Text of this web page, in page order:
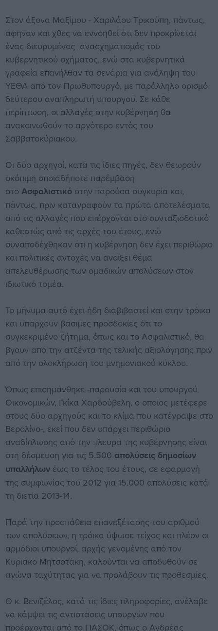
Στον άξονα Μαξίμου - Χαριλάου Τρικούπη, πάντως,
άφηναν και χθες να εννοηθεί ότι δεν προκρίνεται
ένας διευρυμένος ανασχηματισμός του
κυβερνητικού σχήματος, ενώ στα κυβερνητικά
γραφεία επανήλθαν τα σενάρια για ανάληψη του
ΥΕΘΑ από τον Πρωθυπουργό, με παράλληλο ορισμό
δεύτερου αναπληρωτή υπουργού. Σε κάθε
περίπτωση, οι αλλαγές στην κυβέρνηση θα
ανακοινωθούν το αργότερο εντός του
Σαββατοκύριακου.
Οι δύο αρχηγοί, κατά τις ίδιες πηγές, δεν θεωρούν
σκόπιμη οποιαδήποτε παρέμβαση
στο Ασφαλιστικόστην παρούσα συγκυρία και,
πάντως, πριν καταγραφούν τα πρώτα αποτελέσματα
από τις αλλαγές που επέρχονται στο συνταξιοδοτικό
καθεστώς από τις αρχές του έτους, ενώ
συναποδέχθηκαν ότι η κυβέρνηση δεν έχει περιθώριο
και πολιτικές αντοχές να ανοίξει θέμα
απελευθέρωσης των ομαδικών απολύσεων στον
ιδιωτικό τομέα.
Το μήνυμα αυτό έχει ήδη διαβιβαστεί και στην τρόικα
και υπάρχουν βάσιμες προσδοκίες ότι το
συγκεκριμένο ζήτημα, όπως και το Ασφαλιστικό, θα
βγουν από την ατζέντα της τελικής αξιολόγησης πριν
από την ολοκλήρωση του μνημονιακού κύκλου.
Όπως επισημάνθηκε -παρουσία και του υπουργού
Οικονομικών, Γκίκα Χαρδούβελη, ο οποίος μετέφερε
στους δύο αρχηγούς και το κλίμα που κατέγραψε στο
Βερολίνο-, εκεί που δεν υπάρχει περιθώριο
αναδίπλωσης από την πλευρά της κυβέρνησης είναι
στη δέσμευση για τις 5.500 απολύσεις δημοσίων
υπαλλήλων έως το τέλος του έτους, σε εφαρμογή
της συμφωνίας του 2012 για 15.000 απολύσεις κατά
τη διετία 2013-14.
Παρά την προσπάθεια επανεξέτασης του αριθμού
των απολύσεων, η τρόικα ύψωσε τείχος και πλέον οι
αρμόδιοι υπουργοί, αρχής γενομένης από τον
Κυριάκο Μητσοτάκη, καλούνται να αποδυθούν σε
αγώνα ταχύτητας για να προλάβουν τις προθεσμίες.
Ο κ. Βενιζέλος, κατά τις ίδιες πληροφορίες, ανέλαβε
να κάμψει τις αντιστάσεις υπουργών που
προέρχονται από το ΠΑΣΟΚ, όπως ο Ανδρέας